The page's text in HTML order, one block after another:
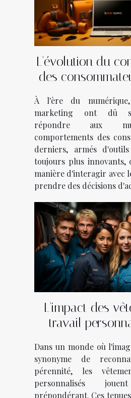
L'évolution du
des
À l'ère du
marketing ont dû
répondre aux
comportements des
derniers, armés
toujours plus innovants,
manière d'interagir avec
prendre des décisions
L'impact des
travail
divers
Dans un monde où
synonyme de
pérennité, les
personnalisés
prépondérant. Ces